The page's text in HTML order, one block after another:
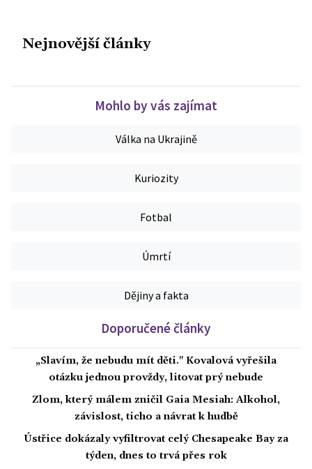
Nejnovější články
Mohlo by vás zajímat
Válka na Ukrajině
Kuriozity
Fotbal
Úmrtí
Dějiny a fakta
Doporučené články
„Slavím, že nebudu mít děti." Kovalová vyřešila
otázku jednou provždy, litovat prý nebude
Zlom, který málem zničil Gaia Mesiah: Alkohol,
závislost, ticho a návrat k hudbě
Ústřice dokázaly vyfiltrovat celý Chesapeake Bay za
týden, dnes to trvá přes rok